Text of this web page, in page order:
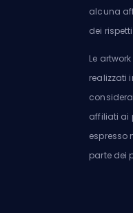
alcuna
dei
Le
realizzati
affiliati ai
espresso
parte dei